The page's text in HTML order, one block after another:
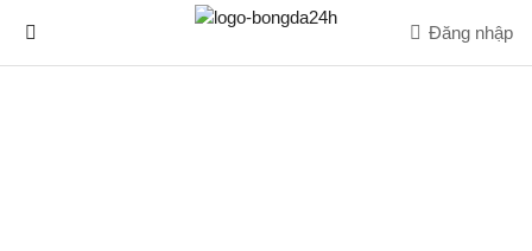
Đăng nhập